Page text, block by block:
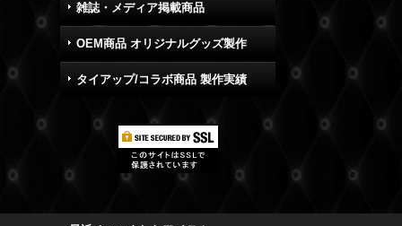
雑誌・メディア掲載商品
OEM商品 オリジナルグッズ製作
タイアップ/コラボ商品 製作実績